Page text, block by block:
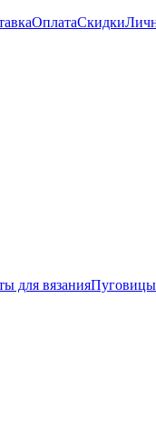
ОплатаСкидки
для вязанияПуговицы